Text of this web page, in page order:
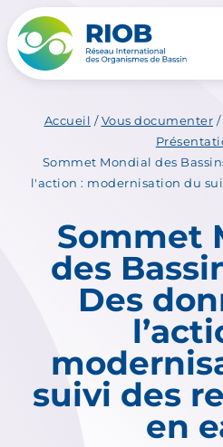
Accueil /Vous documenter /
Sommet Mondial des
l'action : modernisation du
Sommet
des
Des
suivi des
en